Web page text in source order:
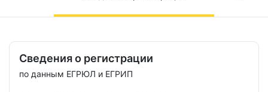
Сведения о регистрации
по данным ЕГРЮЛ и ЕГРИП